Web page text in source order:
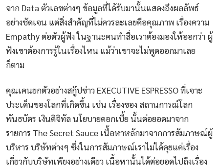
จาก Data ตัวเลขต่างๆ ข้อมูลที่ได้รับมานั้นแสดงถึงผลลัพธ์
อย่างชัดเจน แต่สิ่งสำคัญที่ไม่ควรละเลยคือคุณภาพ เรื่องความ
Empathy ต่อตัวผู้ฟัง ในฐานะคนทำสื่อเราต้องมองให้ออกว่า ผู้
ฟังเขาต้องการรู้ในเรื่องไหน แม้ว่าเขาจะไม่พูดออกมาเลย
ก็ตาม
คุณเคนยกตัวอย่างสกู๊ปข่าว EXECUTIVE ESPRESSO ที่เจาะ
ประเด็นของโลกที่เกิดขึ้น เช่น เรื่องของ สถานการณ์โลก
พันธบัตร เงินดิจิทัล นโยบายดอกเบี้ย นั้นต่อยอดมาจาก
รายการ The Secret Sauce เนื้อหาหลักมาจากการสัมภาษณ์ผู้
บริหาร บริษัทต่างๆ ซึ่งในการสัมภาษณ์เราไม่ได้คุยแค่เรื่อง
เกี่ยวกับบริษัทเพียงอย่างเดียว เนื้อหานั้นได้ต่อยอดไปถึงเรื่อง